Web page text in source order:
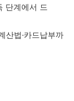
단계에서 드
산법·카드납부까